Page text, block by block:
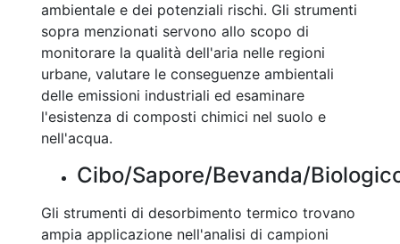
ambientale e dei potenziali rischi. Gli strumenti
sopra menzionati servono allo scopo di
monitorare la qualità dell'aria nelle regioni
urbane, valutare le conseguenze ambientali
delle emissioni industriali ed esaminare
l'esistenza di composti chimici nel suolo e
nell'acqua.
Cibo/Sapore/Bevanda/
Gli strumenti di desorbimento termico trovano
ampia applicazione nell'analisi di campioni